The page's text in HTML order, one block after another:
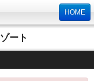
HOME
ート